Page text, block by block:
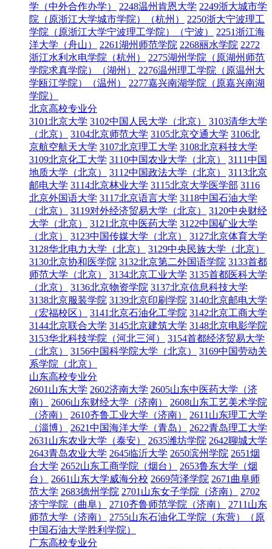
学（中外合作办学）
2248温州肯恩大学 2249浙大城市学
院（原浙江大学城市学院）（杭州）
2250浙大宁波理工
学院（原浙江大学宁波理工学院）（宁波）
2251浙江海
洋大学（舟山）
2261湖州师范学院 2268丽水学院 2272
浙江水利水电学院（杭州）
2275湖州学院（原湖州师范
学院求真学院）（湖州）
2276温州理工学院（原温州大
学瓯江学院）（温州）
2277嘉兴南湖学院（原嘉兴南湖
学院）
北京高校专业分
3101北京大学 3102中国人民大学（北京）
3103清华大学
（北京）
3104北京师范大学 3105北京交通大学 3106北
京航空航天大学 3107北京理工大学 3108北京科技大学
3109北京化工大学 3110中国农业大学（北京）
3111中国
地质大学（北京）
3112中国政法大学（北京）
3113北京
邮电大学 3114北京林业大学 3115北京大学医学部 3116
北京外国语大学 3117北京语言大学 3118中国石油大学
（北京）
3119对外经济贸易大学（北京）
3120中央财经
大学（北京）
3121北京中医药大学 3122中国矿业大学
（北京）
3123中国传媒大学（北京）
3127北京体育大学
3128华北电力大学（北京）
3129中央民族大学（北京）
3130北京协和医学院 3132北京第二外国语学院 3133首都
师范大学（北京）
3134北京工业大学 3135首都医科大学
（北京）
3136北京物资学院 3137北京信息科技大学
3138北京服装学院 3139北京印刷学院 3140北京邮电大学
（宏福校区）
3141北京石油化工学院 3142北京工商大学
3144北京联合大学 3145北京建筑大学 3148北京电影学院
3153华北科技学院（河北三河）
3154首都经济贸易大学
（北京）
3156中国科学院大学（北京）
3169中国劳动关
系学院（北京）
山东高校专业分
2601山东大学 2602济南大学 2605山东中医药大学（济
南）
2606山东财经大学（济南）
2608山东工艺美术学院
（济南）
2610齐鲁工业大学（济南）
2611山东理工大学
（淄博）
2621中国海洋大学（青岛）
2622青岛理工大学
2631山东农业大学（泰安）
2635潍坊学院 2642聊城大学
2643青岛农业大学 2645临沂大学 2650滨州学院 2651烟
台大学 2652山东工商学院（烟台）
2653鲁东大学（烟
台）
2661山东大学威海分校 2669菏泽学院 2671曲阜师
范大学 2683德州学院 2701山东女子学院（济南）
2702
济宁学院（曲阜）
2710齐鲁师范学院（济南）
2711山东
师范大学（济南）
2755山东石油化工学院（东营）（原
中国石油大学胜利学院）
广东高校专业分